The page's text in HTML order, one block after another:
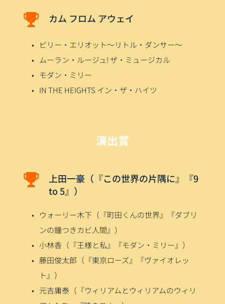
カム フロム アウェイ
ビリー・エリオット〜リトル・ダンサー〜
ムーラン・ルージュ! ザ・ミュージカル
モダン・ミリー
IN THE HEIGHTS イン・ザ・ハイツ
演出賞
上田一豪（『この世界の片隅に』『9
to 5』）
ウォーリー木下（『町田くんの世界』『ダブリ
ンの鐘つきカビ人間』）
小林香（『王様と私』『モダン・ミリー』）
藤田俊太郎（『東京ローズ』『ヴァイオレッ
ト』）
元吉庸泰（『ウィリアムとウィリアムのウィリ